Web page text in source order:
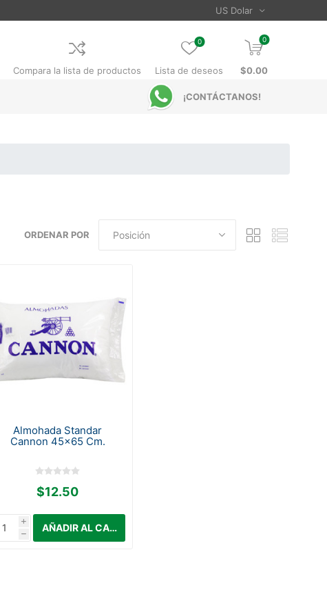
Compara la lista de productos Lista de deseos
0 0
$0.00
¡CONTÁCTANOS!
ORDENAR POR
Almohada Standar
Cannon 45x65 Cm.
$12.50
i
h